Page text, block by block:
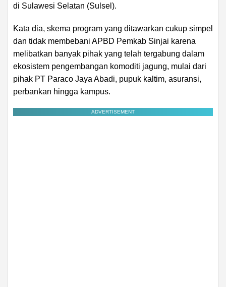
di Sulawesi Selatan (Sulsel).
Kata dia, skema program yang ditawarkan cukup simpel
dan tidak membebani APBD Pemkab Sinjai karena
melibatkan banyak pihak yang telah tergabung dalam
ekosistem pengembangan komoditi jagung, mulai dari
pihak PT Paraco Jaya Abadi, pupuk kaltim, asuransi,
perbankan hingga kampus.
ADVERTISEMENT